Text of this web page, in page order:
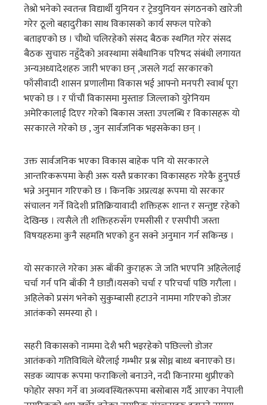
तेश्रो भनेको स्वतन्त्र विद्यार्थी युनियन र ट्रेडयुनियन संगठनको खारेजी
गरेर ठूलो बहादुरीका साथ विकासको कार्य सफल पारेको
बताइएको छ । चौथो चलिरहेको संसद बैठक स्थगित गरेर संसद
बैठक सुचारु नहुँदैको अवस्थामा संबैधानिक परिषद संबंधी लगायत
अन्यअध्यादेशहरु जारी भएका छन् ,जसले गर्दा सरकारको
फाँसीवादी शासन प्रणालीमा विकास भई आफ्नो मनपरी स्वार्थ पूरा
भएको छ । र पाँचौं विकासमा मुस्ताङ जिल्लाको युरेनियम
अमेरिकालाई दिएर गरेको बिकास जस्ता उपलब्धि र विकासहरू यो
सरकारले गरेको छ , जुन सार्वजनिक भइसकेका छन् ।
उक्त सार्वजनिक भएका विकास बाहेक पनि यो सरकारले
आन्तरिकरूपमा केही अरू यस्तै प्रकारका विकासहरु गरेकै हुनुपर्छ
भन्ने अनुमान गरिएको छ । किनकि अप्रत्यक्ष रूपमा यो सरकार
संचालन गर्ने विदेशी प्रतिक्रियावादी शक्तिहरू शान्त र सन्तुष्ट रहेको
देखिन्छ । त्यसैले ती शक्तिहरुसँग एमसीसी र एसपीपी जस्ता
विषयहरुमा कुनै सहमति भएको हुन सक्ने अनुमान गर्न सकिन्छ ।
यो सरकारले गरेका अरू बाँकी कुराहरू जे जति भएपनि अहिलेलाई
चर्चा गर्न पनि बाँकी नै छाडौं।यसको चर्चा र परिचर्चा पछि गरौंला ।
अहिलेको प्रसंग भनेको सुकुम्बासी हटाउने नाममा गरिएको डोजर
आतंकको समस्या हो ।
सहरी विकासको नाममा देशै भरी भइरहेको पछिल्लो डोजर
आतंकको गतिविधिले धेरैलाई गम्भीर प्रश्न सोध्न बाध्य बनाएको छ।
सडक व्यापक रूपमा फराकिलो बनाउने, नदी किनारमा थुप्रीएको
फोहोर सफा गर्ने वा अव्यवस्थितरूपमा बसोबास गर्दै आएका नेपाली